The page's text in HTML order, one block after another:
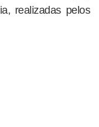
realizadas pelos